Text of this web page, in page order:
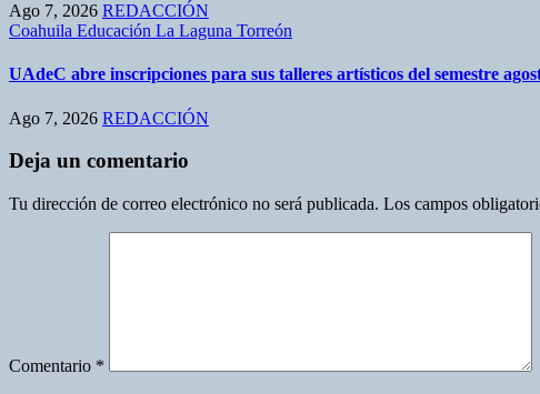
Ago 7, 2026 REDACCIÓN
Coahuila Educación La Laguna Torreón
UAdeC abre inscripciones para sus talleres artísticos del semestre
Ago 7, 2026 REDACCIÓN
Deja un comentario
Tu dirección de correo electrónico no será publicada. Los campos
Comentario *